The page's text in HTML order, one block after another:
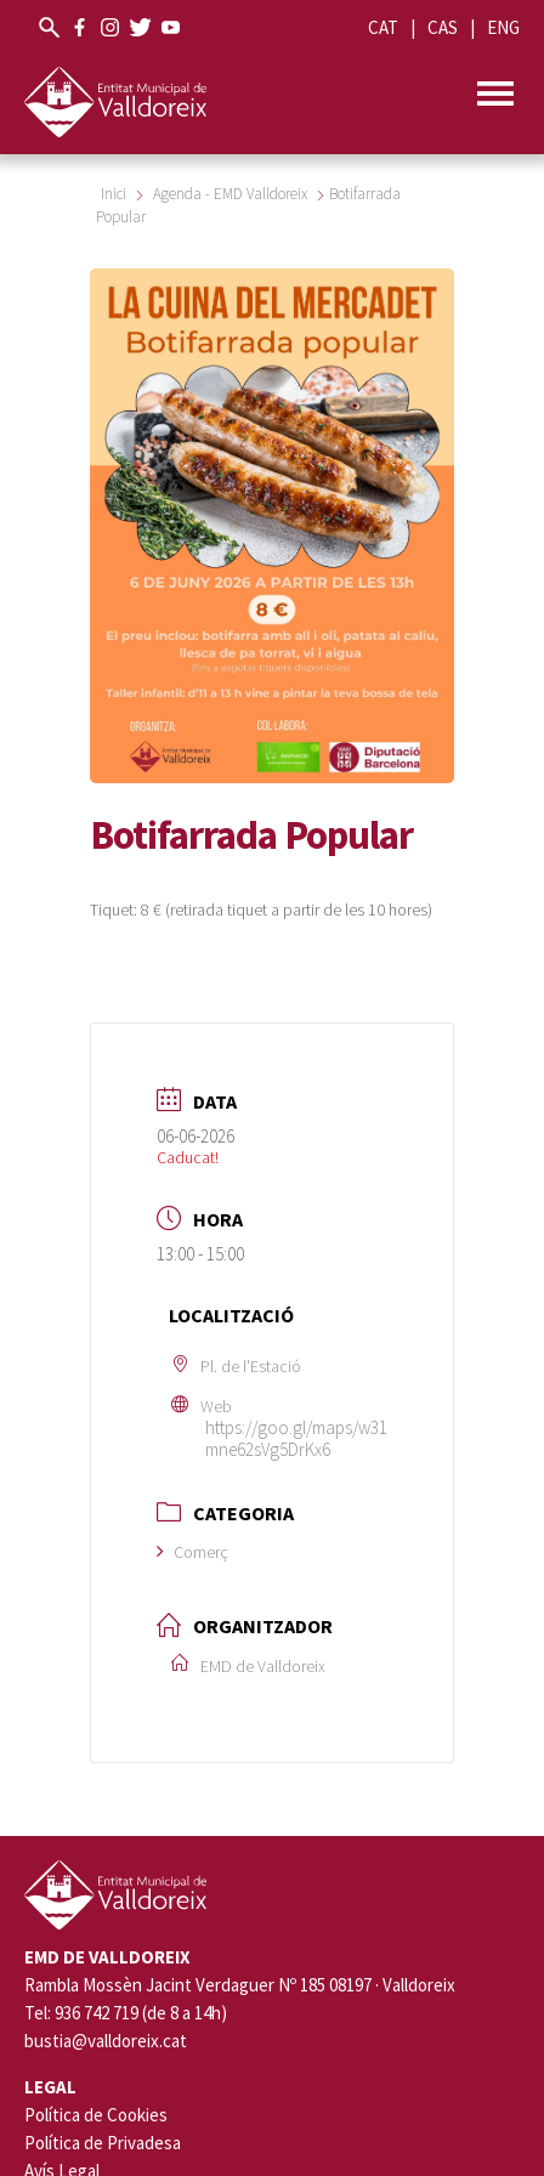
CAT CAS ENG
Inici Agenda - EMD Valldoreix
Botifarrada
Popular
Botifarrada Popular
Tiquet: 8 € (retirada tiquet a partir de les 10 hores)
DATA
06-06-2026
Caducat!
HORA
13:00 - 15:00
LOCALITZACIÓ
Pl. de l'Estació
Web
https://goo.gl/maps/w31
mne62sVg5DrKx6
CATEGORIA
Comerç
ORGANITZADOR
EMD de Valldoreix
EMD DE VALLDOREIX
Rambla Mossèn Jacint Verdaguer Nº 185 08197 · Valldoreix
Tel: 936 742 719 (de 8 a 14h)
bustia@valldoreix.cat
LEGAL
Política de Cookies
Política de Privadesa
Avís Legal